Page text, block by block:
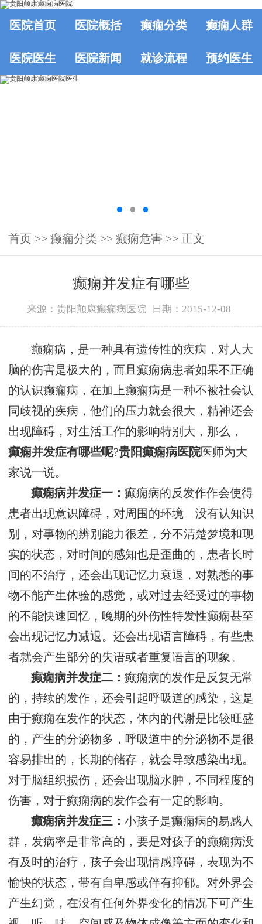
医院首页 医院概括 癫痫分类 癫痫人群
医院医生 医院新闻 就诊流程 预约医生
首页 >> 癫痫分类 >> 癫痫危害 >> 正文
癫痫并发症有哪些
来源：贵阳颠康癫痫病医院 日期：2015-12-08
癫痫病，是一种具有遗传性的疾病，对人大
脑的伤害是极大的，而且癫痫病患者如果不正确
的认识癫痫病，在加上癫痫病是一种不被社会认
同歧视的疾病，他们的压力就会很大，精神还会
出现障碍，对生活工作的影响特别大，那么，
癫痫并发症有哪些呢?贵阳癫痫病医院医师为大
家说一说。
癫痫病并发症一：癫痫病的反发作作会使得
患者出现意识障碍，对周围的环境__没有认知识
别，对事物的辨别能力很差，分不清楚梦境和现
实的状态，对时间的感知也是歪曲的，患者长时
间的不治疗，还会出现记忆力衰退，对熟悉的事
物不能产生体验的感觉，或对过去经受过的事物
的不能快速回忆，晚期的外伤性特发性癫痫甚至
会出现记忆力减退。还会出现语言障碍，有些患
者就会产生部分的失语或者重复语言的现象。
癫痫病并发症二：癫痫病的发作是反复无常
的，持续的发作，还会引起呼吸道的感染，这是
由于癫痫在发作的状态，体内的代谢是比较旺盛
的，产生的分泌物多，呼吸道中的分泌物不是很
容易排出的，长期的储存，就会导致感染出现。
对于脑组织损伤，还会出现脑水肿，不同程度的
伤害，对于癫痫病的发作会有一定的影响。
癫痫病并发症三：小孩子是癫痫病的易感人
群，发病率是非常高的，要是对孩子的癫痫病没
有及时的治疗，孩子会出现情感障碍，表现为不
愉快的状态，带有自卑感或伴有抑郁。对外界会
产生幻觉，在没有任何外界变化的情况下可产生